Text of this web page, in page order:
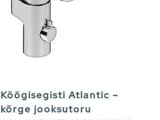
Köögisegisti Atlantic –
kõrge jooksutoru